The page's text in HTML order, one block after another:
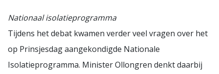
Nationaal isolatieprogramma
Tijdens het debat kwamen verder veel vragen over het
op Prinsjesdag aangekondigde Nationale
Isolatieprogramma. Minister Ollongren denkt daarbij